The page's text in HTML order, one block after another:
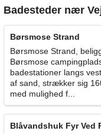
Badesteder nær
Børsmose Strand
Børsmose Strand,
Børsmose
badestationer langs
af sand, strækker sig
med mulighed f...
Blåvandshuk Fyr Ved